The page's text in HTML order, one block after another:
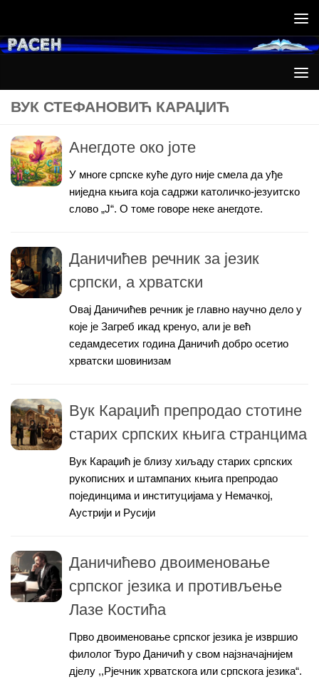
ВУК СТЕФАНОВИЋ КАРАЏИЋ
Анегдоте око јоте
У многе српске куће дуго није смела да уђе
ниједна књига која садржи католичко-језуитско
слово „Ј“. О томе говоре неке анегдоте.
Даничићев речник за језик
српски, а хрватски
Овај Даничићев речник је главно научно дело у
које је Загреб икад кренуо, али је већ
седамдесетих година Даничић добро осетио
хрватски шовинизам
Вук Караџић препродао стотине
старих српских књига странцима
Вук Караџић је близу хиљаду старих српских
рукописних и штампаних књига препродао
појединцима и институцијама у Немачкој,
Аустрији и Русији
Даничићево двоименовање
српског језика и противљење
Лазе Костића
Прво двоименовање српског језика је извршио
филолог Ђуро Даничић у свом најзначајнијем
дjелу ,,Рјечник хрватскога или српскога језика“.